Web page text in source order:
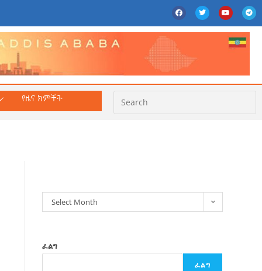
የዜና ክምችት
Select Month
ፈልግ
ፈልግ